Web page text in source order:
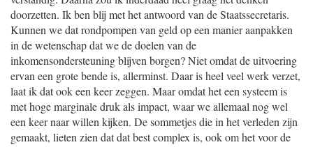
doorzetten. Ik ben blij met het antwoord van de Staatssecretaris.
Kunnen we dat rondpompen van geld op een manier aanpakken
in de wetenschap dat we de doelen van de
inkomensondersteuning blijven borgen? Niet omdat de uitvoering
ervan een grote bende is, allerminst. Daar is heel veel werk verzet,
laat ik dat ook een keer zeggen. Maar omdat het een systeem is
met hoge marginale druk als impact, waar we allemaal nog wel
een keer naar willen kijken. De sommetjes die in het verleden zijn
gemaakt, lieten zien dat dat best complex is, ook om het voor de